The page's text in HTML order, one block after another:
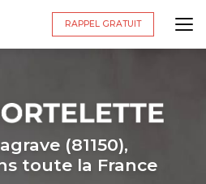
RAPPEL GRATUIT
(81150),
toute la France